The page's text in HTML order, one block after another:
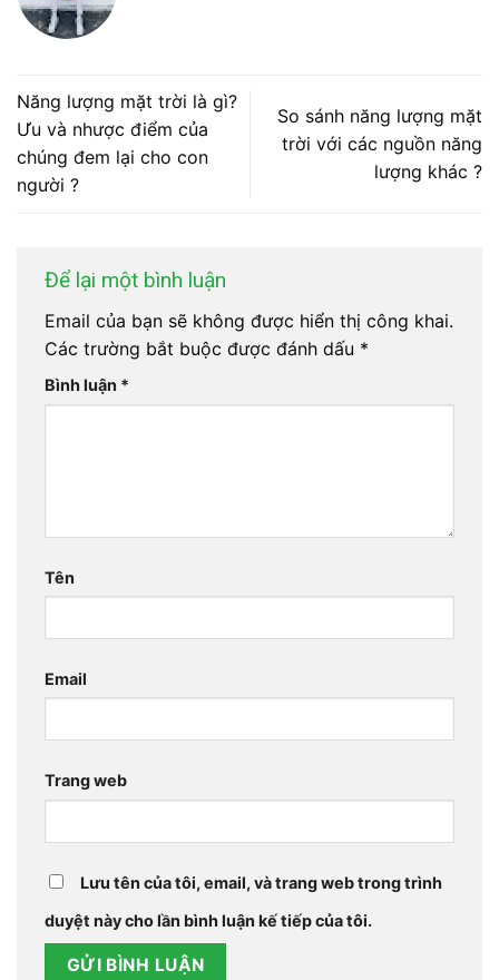
Năng lượng mặt trời là gì?
Ưu và nhược điểm của
chúng đem lại cho con
người ?
So sánh năng lượng mặt
trời với các nguồn năng
lượng khác ?
Để lại một bình luận
Email của bạn sẽ không được hiển thị công khai.
Các trường bắt buộc được đánh dấu *
Bình luận *
Tên
Email
Trang web
Lưu tên của tôi, email, và trang web trong trình
duyệt này cho lần bình luận kế tiếp của tôi.